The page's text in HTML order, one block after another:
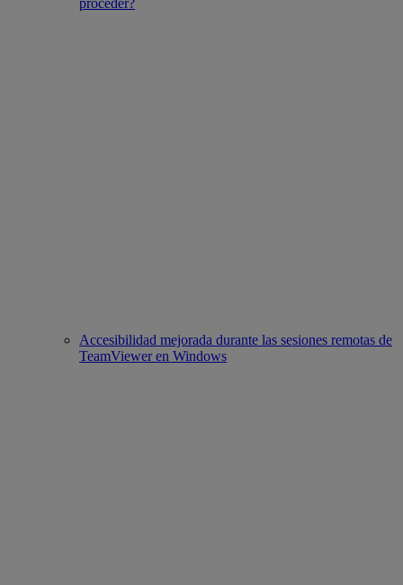
proceder?
Accesibilidad mejorada durante las sesiones remotas de
TeamViewer en Windows